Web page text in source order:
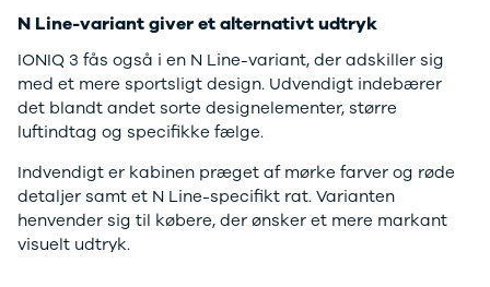
Modeller
Anmeldelser
Privatleasing
Tilbud
7GT
Modeller
Privatleasing
Tilbud
7X
Modeller
CR-V
Hyundai
Se alle
Hyundai
Elbil
Ioniq
Ioniq 6
Kona
i10
N Line-variant giver et alternativt udtryk
IONIQ 3 fås også i en N Line-variant, der adskiller sig
med et mere sportsligt design. Udvendigt indebærer
det blandt andet sorte designelementer, større
luftindtag og specifikke fælge.
Indvendigt er kabinen præget af mørke farver og røde
detaljer samt et N Line-specifikt rat. Varianten
henvender sig til købere, der ønsker et mere markant
visuelt udtryk.